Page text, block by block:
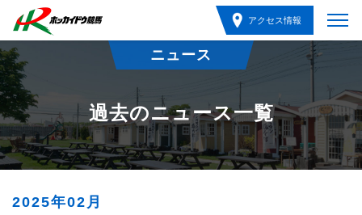
アクセス情報
ニュース
過去のニュース一覧
2025年02月